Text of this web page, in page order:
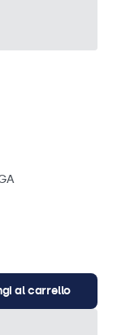
al carrello